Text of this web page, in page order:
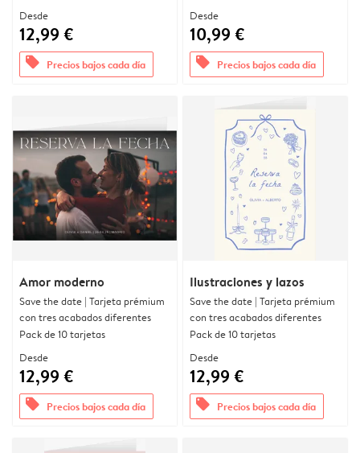
Desde
12,99 €
offers Precios bajos cada día
Desde
10,99 €
offers Precios bajos cada día
Amor moderno
Save the date | Tarjeta prémium
con tres acabados diferentes
Pack de 10 tarjetas
Desde
12,99 €
offers Precios bajos cada día
Ilustraciones y lazos
Save the date | Tarjeta prémium
con tres acabados diferentes
Pack de 10 tarjetas
Desde
12,99 €
offers Precios bajos cada día